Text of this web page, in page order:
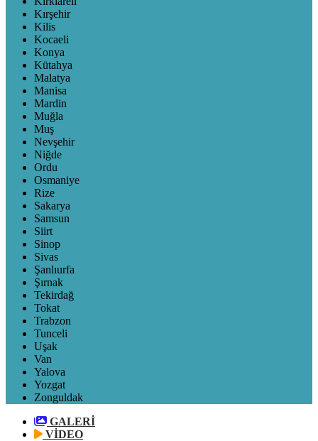
Kırşehir
Kilis
Kocaeli
Konya
Kütahya
Malatya
Manisa
Mardin
Muğla
Muş
Nevşehir
Niğde
Ordu
Osmaniye
Rize
Sakarya
Samsun
Siirt
Sinop
Sivas
Şanlıurfa
Şırnak
Tekirdağ
Tokat
Trabzon
Tunceli
Uşak
Van
Yalova
Yozgat
Zonguldak
GALERİ
VİDEO